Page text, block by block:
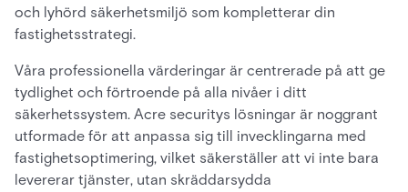
och lyhörd säkerhetsmiljö som kompletterar din
fastighetsstrategi.
Våra professionella värderingar är centrerade på att ge
tydlighet och förtroende på alla nivåer i ditt
säkerhetssystem. Acre securitys lösningar är noggrant
utformade för att anpassa sig till invecklingarna med
fastighetsoptimering, vilket säkerställer att vi inte bara
levererar tjänster, utan skräddarsydda